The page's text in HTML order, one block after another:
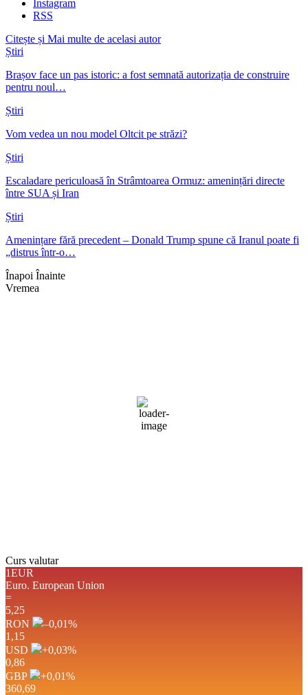
Instagram
RSS
Citește și Mai multe de acelasi autor
Știri
Brașov face un pas istoric: a fost semnată autorizația de construire
pentru noul…
Știri
Vom vedea un nou model Oltcit pe străzi?
Știri
Escaladare periculoasă în Strâmtoarea Ormuz: amenințări directe
între SUA și Iran
Știri
Amenințare fără precedent – Donald Trump spune că Iranul poate fi
„distrus într-o…
Înapoi Înainte
Vremea
Curs valutar
1EUR
Euro. European Union
=
5,25
RON
–0,01%
1,15
USD
+0,03%
0,86
GBP
+0,01%
360,69